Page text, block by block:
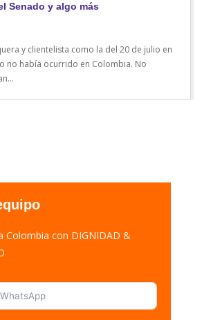
Senado y algo más
y clientelista como la del 20 de julio en
no había ocurrido en Colombia. No
Colombia con DIGNIDAD &